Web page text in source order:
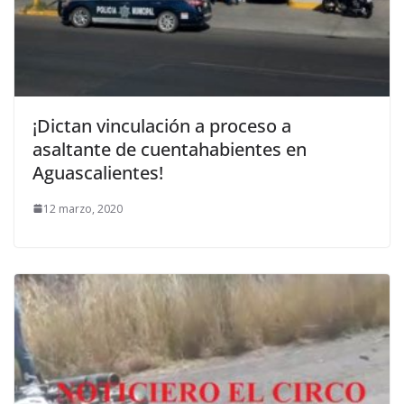
¡Dictan vinculación a proceso a
asaltante de cuentahabientes en
Aguascalientes!
12 marzo, 2020